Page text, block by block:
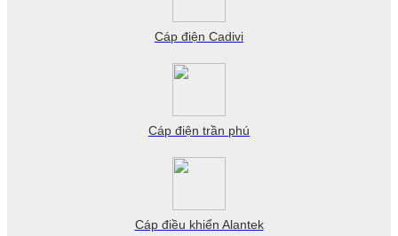
Cáp điện Cadivi
Cáp điện trần phú
Cáp điều khiển Alantek